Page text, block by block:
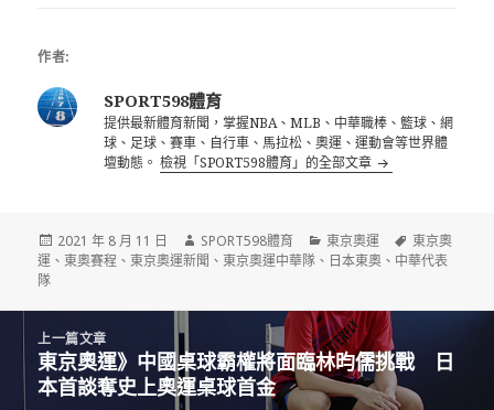
作者:
SPORT598體育
提供最新體育新聞，掌握NBA、MLB、中華職棒、籃球、網
球、足球、賽車、自行車、馬拉松、奧運、運動會等世界體
壇動態。檢視「SPORT598體育」的全部文章
發
佈
2021 年 8 月 11 日
作
者
SPORT598體育
分
類
東京奧運
標
籤
東京奧
運 、東奧賽程 、東京奧運新聞 、東京奧運中華隊 、 日本東奧 、 中華代表
隊
上一篇文章
上
一
東京奧運》中國桌球霸權將面臨林昀儒挑戰 日
本首談奪史上奧運桌球首金